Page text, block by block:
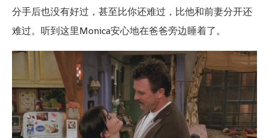
分手后也没有好过，甚至比你还难过，比他和前妻分开还
难过。听到这里Monica安心地在爸爸旁边睡着了。